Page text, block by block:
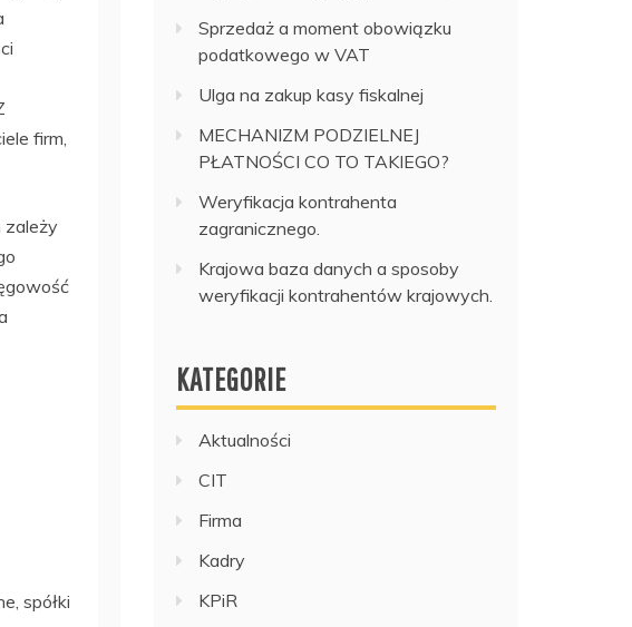
firm,
zależy
spółki
Sprzedaż a moment obowiązku
podatkowego w VAT
Ulga na zakup kasy fiskalnej
MECHANIZM PODZIELNEJ
PŁATNOŚCI CO TO TAKIEGO?
Weryfikacja kontrahenta
zagranicznego.
Krajowa baza danych a sposoby
weryfikacji kontrahentów krajowych.
KATEGORIE
Aktualności
CIT
Firma
Kadry
KPiR